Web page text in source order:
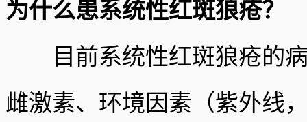
为什么患系统性红斑狼疮？
目前系统性红斑狼疮的病
雌激素、环境因素（紫外线